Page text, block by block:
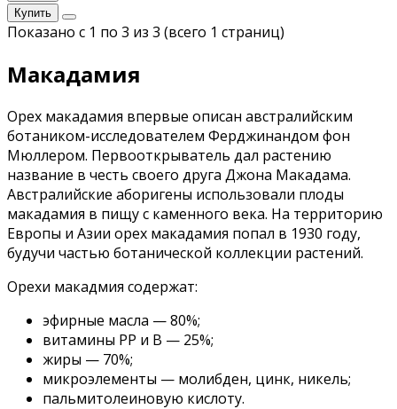
Купить
Показано с 1 по 3 из 3 (всего 1 страниц)
Макадамия
Орех макадамия впервые описан австралийским
ботаником-исследователем Ферджинандом фон
Мюллером. Первооткрыватель дал растению
название в честь своего друга Джона Макадама.
Австралийские аборигены использовали плоды
макадамия в пищу с каменного века. На территорию
Европы и Азии орех макадамия попал в 1930 году,
будучи частью ботанической коллекции растений.
Орехи макадмия содержат:
эфирные масла — 80%;
витамины РР и В — 25%;
жиры — 70%;
микроэлементы — молибден, цинк, никель;
пальмитолеиновую кислоту.